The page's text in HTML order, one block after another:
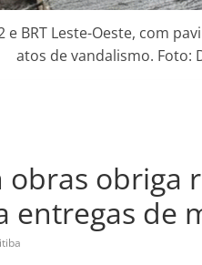
BRT Leste-Oeste, com
atos de vandalismo. Foto:
obriga
entregas de